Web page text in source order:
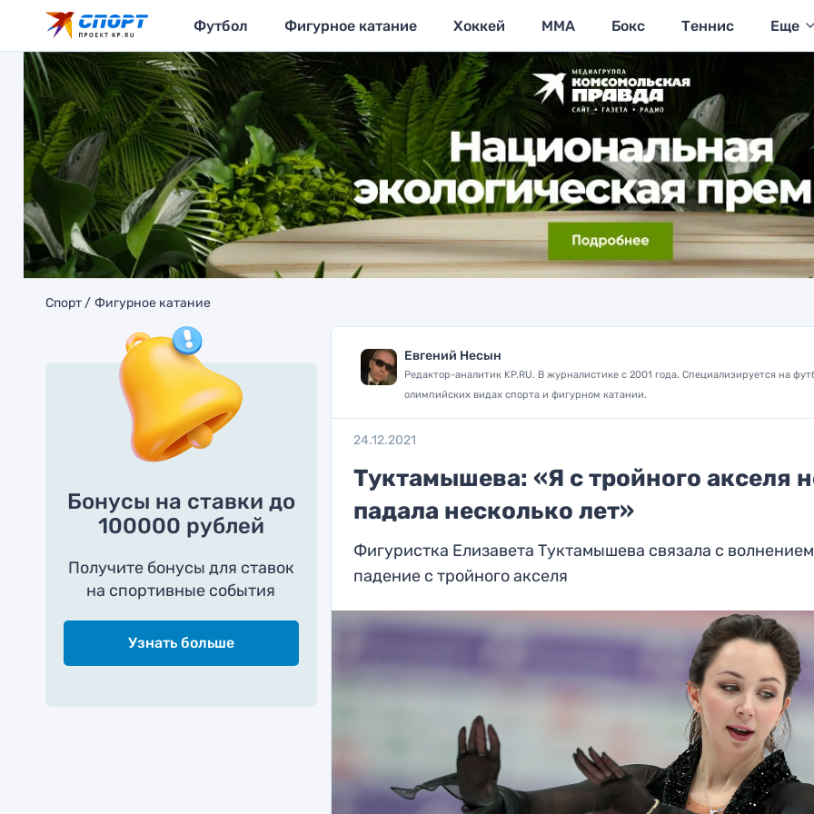
Футбол Фигурное катание Хоккей MMA Бокс Теннис Еще
Спорт Фигурное катание
Бонусы на ставки до
100000 рублей
Получите бонусы для ставок
на спортивные события
Узнать больше
Евгений Несын
Редактор-аналитик KP.RU. В журналистике с 2001 года. Специализируется на
олимпийских видах спорта и фигурном катании.
24.12.2021
Туктамышева: «Я с тройного акселя
падала несколько лет»
Фигуристка Елизавета Туктамышева связала с волнением
падение с тройного акселя